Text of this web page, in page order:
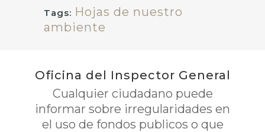
Tags: Hojas de nuestro
ambiente
Oficina del Inspector General
Cualquier ciudadano puede
informar sobre irregularidades en
el uso de fondos publicos o que